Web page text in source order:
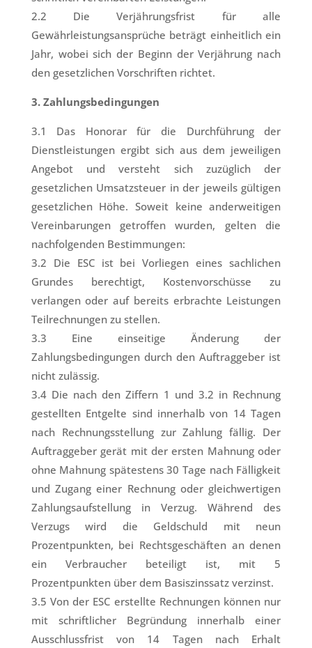
2.2 Die Verjährungsfrist für alle
Gewährleistungsansprüche beträgt einheitlich ein
Jahr, wobei sich der Beginn der Verjährung nach
den gesetzlichen Vorschriften richtet.
3. Zahlungsbedingungen
3.1 Das Honorar für die Durchführung der
Dienstleistungen ergibt sich aus dem jeweiligen
Angebot und versteht sich zuzüglich der
gesetzlichen Umsatzsteuer in der jeweils gültigen
gesetzlichen Höhe. Soweit keine anderweitigen
Vereinbarungen getroffen wurden, gelten die
nachfolgenden Bestimmungen:
3.2 Die ESC ist bei Vorliegen eines sachlichen
Grundes berechtigt, Kostenvorschüsse zu
verlangen oder auf bereits erbrachte Leistungen
Teilrechnungen zu stellen.
3.3 Eine einseitige Änderung der
Zahlungsbedingungen durch den Auftraggeber ist
nicht zulässig.
3.4 Die nach den Ziffern 1 und 3.2 in Rechnung
gestellten Entgelte sind innerhalb von 14 Tagen
nach Rechnungsstellung zur Zahlung fällig. Der
Auftraggeber gerät mit der ersten Mahnung oder
ohne Mahnung spätestens 30 Tage nach Fälligkeit
und Zugang einer Rechnung oder gleichwertigen
Zahlungsaufstellung in Verzug. Während des
Verzugs wird die Geldschuld mit neun
Prozentpunkten, bei Rechtsgeschäften an denen
ein Verbraucher beteiligt ist, mit 5
Prozentpunkten über dem Basiszinssatz verzinst.
3.5 Von der ESC erstellte Rechnungen können nur
mit schriftlicher Begründung innerhalb einer
Ausschlussfrist von 14 Tagen nach Erhalt